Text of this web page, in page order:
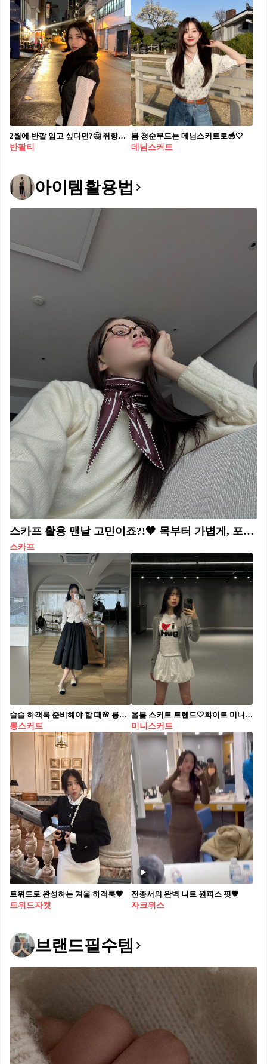
2월에 반팔 입고 싶다면?🤔 취향에 따라 긴팔티 골라🧚🏻🤍 겹쳐 입어보자 권은비 반팔 레이어링 활용법 3가지, 참고해 보세요. 1. 패턴 심플한 무지 반팔 위에 패턴이 들어간 긴팔 티셔츠를 겹쳐 입으면 발랄하면서도 개성 있는 룩을 완성할 수 있습니다. 반팔 대신 니트나 가디건을 레이어링 하면 보온성은 물론, 전체적인 스타일 분위기를 한층 부드럽고 단정하게 정리할 수 있습니다. 2. 무지 깔끔한 무지 롱 슬리브를 이너로 활용하면 겹쳐 입은 반팔 존재감이 더욱 또렷해집니다. 권은비처럼 니트 반팔과 매치하면 니트 특유의 텍스처가 더해져 부드럽고 클래식한 분위기를 연출할 수 있어, 간절기 데일리 스타일링으로 활용하기 좋습니다. 3. 레이스 레이스 긴팔 위에 반팔을 레이어드하면 은은한 비침과 섬세한 질감이 어우러져 페미닌한 무드가 강조됩니다. 레이스 특유의 디테일 덕분에 심플한 반팔도 감각적으로 살아나며, 로맨틱한 분위기를 완성할 수 있습니다.
반팔티
봄 청순무드는 데님스커트로🥣🤍
데님스커트
아이템활용법
스카프 활용 맨날 고민이죠?!🧡 목부터 가볍게, 포인트 하나로 분위기 확 바꿀 수 있어!😉🧚🏻 포인트 주기 좋은 스카프 활용법 3가지 저장해둬요. 1. 목 스카프 스카프 컬러와 패턴 등 룩 분위기에 맞춰 연출할 수 있습니다. 티셔츠나 니트 위에 두르고 매듭만 지어도 생기를 더하며 세련된 분위기를 완성할 수 있어요. 2. 가방 액세서리 간단하지만 스타일리시한 포인트를 주고 싶다면, 스카프를 가방 손잡이에 매보세요. 평범한 가방도 컬러와 패턴으로 감각적인 분위기를 살리며, 우아하고 여성스러운 매력을 더할 수 있습니다. 3. 헤어 액세서리 스카프를 머리끈처럼 묶거나, 바부슈카 스타일로 두르면 발랄하면서도 레트로한 무드를 연출할 수 있습니다. 간단한 연출만으로도 코디의 완성도를 높이는 포인트가 됩니다.
스카프
슬슬 하객룩 준비해야 할 때🌸 롱스커트로 봄 하객룩🤍결혼식 시즌 오기 전에 @준비해👏🏻
롱스커트
올봄 스커트 트렌드🤍화이트 미니 볼륨감 있는 벌룬 스커트나 프릴 스커트로 러블리한 봄코디☁️
미니스커트
트위드로 완성하는 겨울 하객룩🖤
트위드자켓
전종서의 완벽 니트 원피스 핏🤎
자크뮈스
브랜드필수템